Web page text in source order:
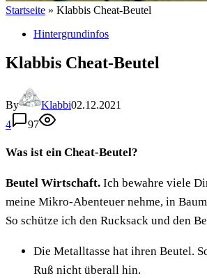
Startseite » Klabbis Cheat-Beutel
Hintergrundinfos
Klabbis Cheat-Beutel
By Klabbi02.12.2021
4
97
Was ist ein Cheat-Beutel?
Beutel Wirtschaft. Ich bewahre viele
meine Mikro-Abenteuer nehme, in
So schütze ich den Rucksack und den
Die Metalltasse hat ihren Beutel.
Ruß nicht überall hin.